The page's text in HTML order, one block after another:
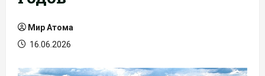
Мир Атома
16.06.2026